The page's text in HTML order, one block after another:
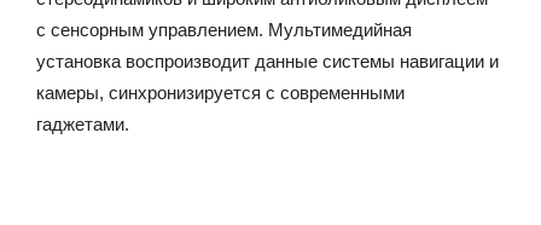
с сенсорным управлением. Мультимедийная
установка воспроизводит данные системы навигации и
камеры, синхронизируется с современными
гаджетами.